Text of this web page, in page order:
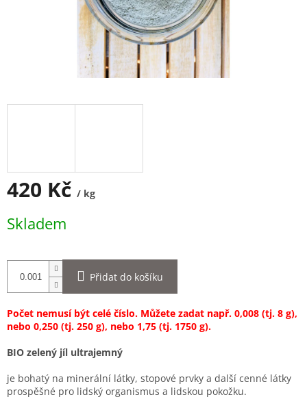
420 Kč / kg
cena:
Skladem
Přidat do košíku
Počet nemusí být celé číslo. Můžete zadat např. 0,008 (tj. 8 g),
nebo 0,250 (tj. 250 g), nebo 1,75 (tj. 1750 g).
BIO zelený jíl ultrajemný
je bohatý na minerální látky, stopové prvky a další cenné látky
prospěšné pro lidský organismus a lidskou pokožku.